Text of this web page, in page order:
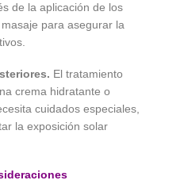
de la aplicación de los
para asegurar la
El tratamiento
crema hidratante o
cuidados especiales,
la exposición solar